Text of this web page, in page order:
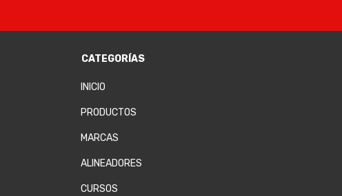
CATEGORÍAS
INICIO
PRODUCTOS
MARCAS
ALINEADORES
CURSOS